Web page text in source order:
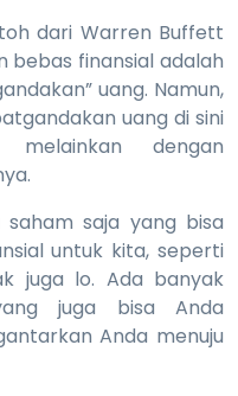
dari Warren Buffett
bebas finansial adalah
uang. Namun,
uang di sini
dengan
saham saja yang bisa
untuk kita, seperti
juga lo. Ada banyak
juga bisa Anda
Anda menuju